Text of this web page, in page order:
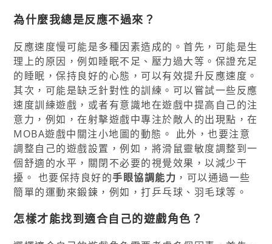
為什麼我總是反應不過來？
反應速度慢可能是多種因素造成的。首先，可能是生
理上的原因，例如睡眠不足、壓力過大等。保證充足
的睡眠，保持良好的心態，可以有效提升反應速度。
其次，可能是缺乏針對性的訓練。可以嘗試一些反應
速度訓練遊戲，或者有意識地在遊戲中提高自己的注
意力，例如，在射擊遊戲中專注於敵人的出現點，在
MOBA遊戲中關注小地圖的動態。 此外，也要注意
調整自己的遊戲設置，例如，將滑鼠靈敏度調整到一
個舒適的水平，關閉不必要的視覺效果，以減少干
擾。 也要保持良好的手眼協調能力 ，可以通過一些
簡單的運動來鍛鍊，例如，打乒乓球、羽毛球等。
怎樣才能找到適合自己的遊戲角色？